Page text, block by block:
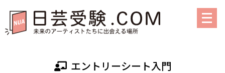
メ
ニ
エントリーシート入門